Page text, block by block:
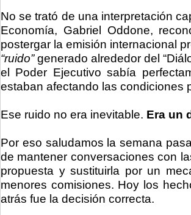
No se trató de una interpretación
Economía, Gabriel Oddone,
postergar la emisión internacional
“ruido”generado alrededor del
el Poder Ejecutivo sabía
estaban afectando las condiciones
Ese ruido no era inevitable. Era un
Por eso saludamos la semana
de mantener conversaciones con
propuesta y sustituirla por un
menores comisiones. Hoy los
atrás fue la decisión correcta.